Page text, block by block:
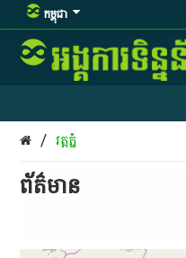
កម្ពុជា
/ ​វត្ត​ភ្នំ
ព័ត៌មាន​